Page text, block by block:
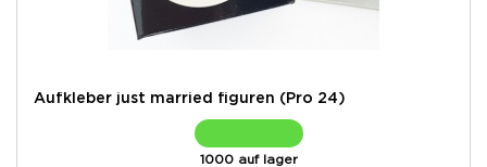
Aufkleber just married figuren (Pro 24)
1000 auf lager